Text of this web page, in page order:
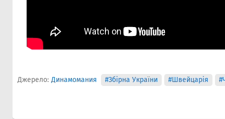
Джерело: Динамомания #Збірна України #Швейцарія